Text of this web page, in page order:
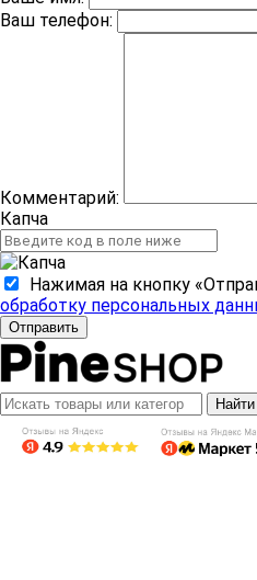
Ваш телефон:
Комментарий:
Капча
Нажимая на кнопку
обработку персональных
Отправить
Найти